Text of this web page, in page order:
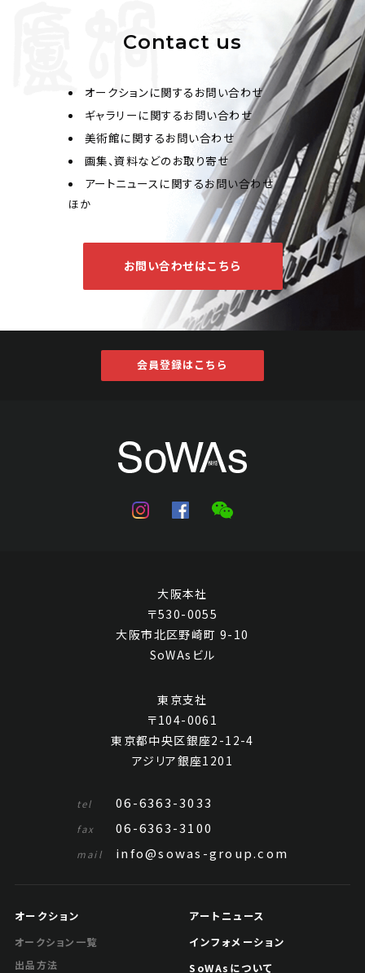
Contact us
オークションに関するお問い合わせ
ギャラリーに関するお問い合わせ
美術館に関するお問い合わせ
画集、資料などのお取り寄せ
アートニュースに関するお問い合わせ
ほか
お問い合わせはこちら
会員登録はこちら
大阪本社
〒530-0055
大阪市北区野崎町 9-10
SoWAsビル
東京支社
〒104-0061
東京都中央区銀座2-12-4
アジリア銀座1201
tel 06-6363-3033
fax 06-6363-3100
mail info@sowas-group.com
オークション
オークション一覧
出品方法
アートニュース
インフォメーション
SoWAsについて